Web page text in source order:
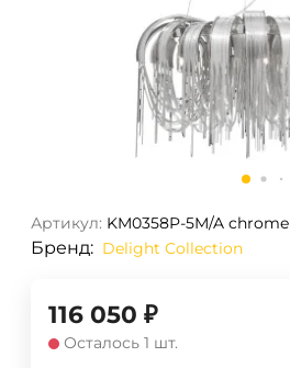
Артикул: KM0358P-5M/A chrome
Бренд: Delight Collection
116 050 ₽
Осталось 1 шт.